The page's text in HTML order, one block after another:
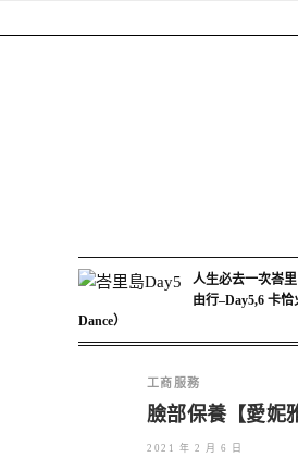
人生必去一次峇
由行–Day5,6 卡
Dance）
工商服務
臉部保養【愛妮
2021 年 2 月 6 日